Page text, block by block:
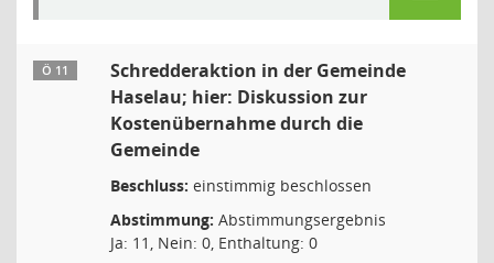
Ö 11
Schredderaktion in der Gemeinde
Haselau; hier: Diskussion zur
Kostenübernahme durch die
Gemeinde
Beschluss: einstimmig beschlossen
Abstimmung: Abstimmungsergebnis
Ja: 11, Nein: 0, Enthaltung: 0